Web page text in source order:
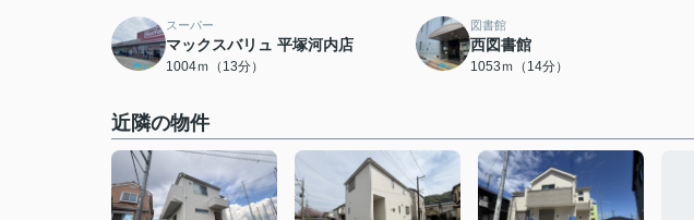
スーパー
マックスバリュ 平塚河内店
1004ｍ（13分）
図書館
西図書館
1053ｍ（14分）
近隣の物件